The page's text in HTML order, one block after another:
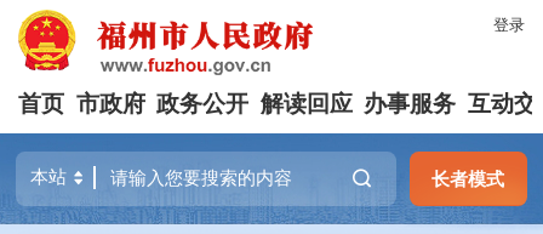
登录
首页 市政府 政务公开 解读回应 办事服务 互动交
长者模式